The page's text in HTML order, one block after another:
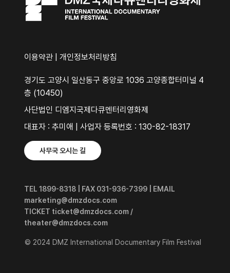
이용약관 개인정보처리방침
경기도 고양시 일산동구 중앙로 1036 고양종합터미널 4
층 (10450)
사단법인 디엠지국제다큐멘터리영화제
대표자 : 추미애 | 사업자 등록번호 : 130-82-18317
사무국 오시는 길
TEL 1899-8318 | FAX 031-936-7399 | EMAIL
marketing@dmzdocs.com
TICKET ticket@dmzdocs.com /
theater@dmzdocs.com
© 2024 DMZ International Documentary Film Festival